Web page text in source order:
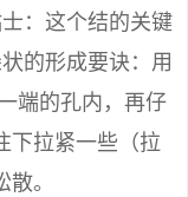
：这个结的关键
的形成要诀：用
端的孔内，再仔
下拉紧一些（拉
。